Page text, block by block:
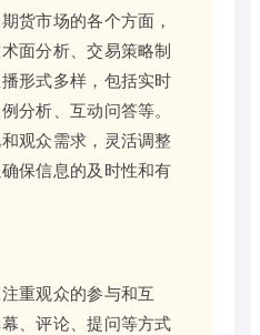
货市场的各个方面，
面分析、交易策略制
形式多样，包括实时
分析、互动问答等。
观众需求，灵活调整
保信息的及时性和有
重观众的参与和互
、评论、提问等方式